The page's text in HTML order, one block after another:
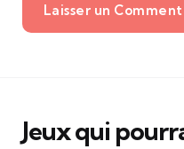
Laisser un
Jeux qui